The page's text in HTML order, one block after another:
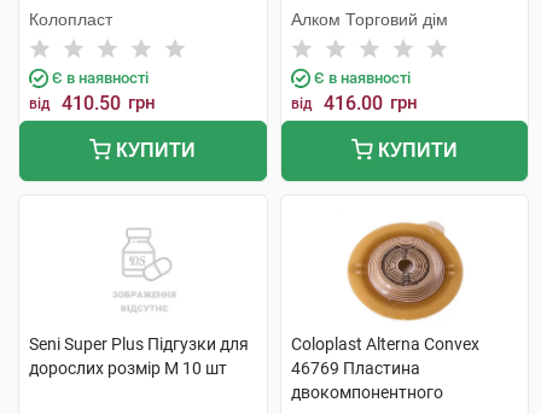
калоприймача франець-50
мм 10-45 мм 5 шт
Колопласт
Є в наявності
від 410.50 грн
КУПИТИ
Алком Торговий дім
Є в наявності
від 416.00 грн
КУПИТИ
Seni Super Plus Підгузки для
дорослих розмір M 10 шт
Coloplast Alterna Convex
46769 Пластина
двокомпонентного